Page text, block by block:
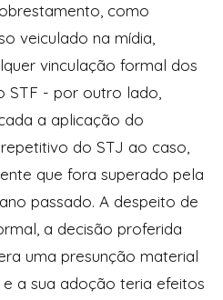
como
veiculado na mídia,
vinculação formal dos
STF - por outro lado,
a aplicação do
do STJ ao caso,
que fora superado pela
passado. A despeito de
a decisão proferida
uma presunção material
a sua adoção teria efeitos